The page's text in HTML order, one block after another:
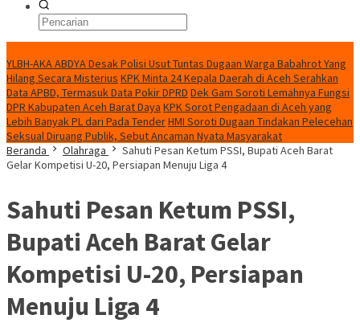
YLBH-AKA ABDYA Desak Polisi Usut Tuntas Dugaan Warga Babahrot Yang
Hilang Secara Misterius KPK Minta 24 Kepala Daerah di Aceh Serahkan
Data APBD, Termasuk Data Pokir DPRD Dek Gam Soroti Lemahnya Fungsi
DPR Kabupaten Aceh Barat Daya KPK Sorot Pengadaan di Aceh yang
Lebih Banyak PL dari Pada TenderHMI Soroti Dugaan Tindakan Pelecehan
Seksual Diruang Publik, Sebut Ancaman Nyata Masyarakat
Beranda
Olahraga
Sahuti Pesan Ketum PSSI, Bupati Aceh Barat
Gelar Kompetisi U-20, Persiapan Menuju Liga 4
Sahuti Pesan Ketum PSSI,
Bupati Aceh Barat Gelar
Kompetisi U-20, Persiapan
Menuju Liga 4